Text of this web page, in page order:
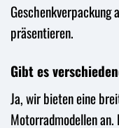
Geschenkverpackung
präsentieren.
Gibt es
Ja, wir bieten eine
Motorradmodellen